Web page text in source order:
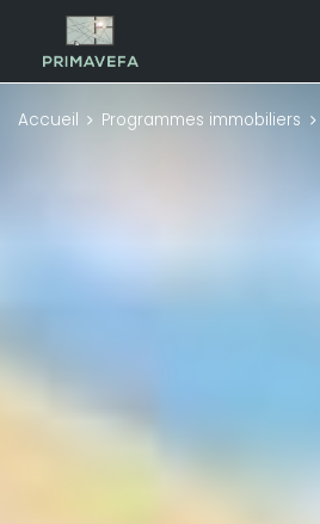
Accueil Programmes immobiliers